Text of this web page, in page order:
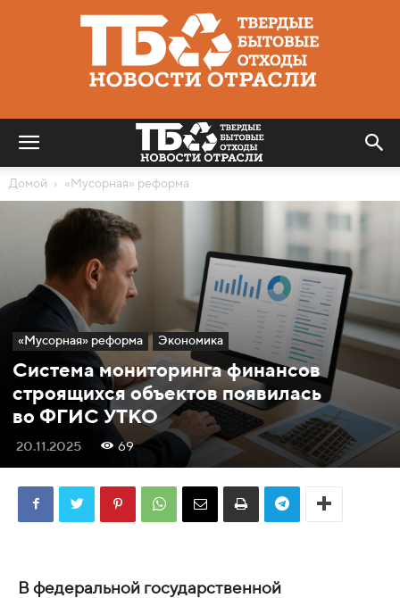
Твердые
бытовые
отходы
|
Домой «Мусорная» реформа
«Мусорная» реформа Экономика
Система мониторинга финансов
строящихся объектов появилась
во ФГИС УТКО
20.11.2025 69
В федеральной государственной